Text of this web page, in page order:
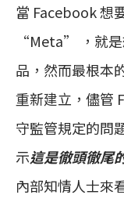
當 Facebook 想
“Meta” ，就
品，然而最根本
重新建立，儘管
守監管規定的問
示這是徹頭徹尾
內部知情人士來